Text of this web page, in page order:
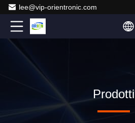
lee@vip-orientronic.com
Prodotti